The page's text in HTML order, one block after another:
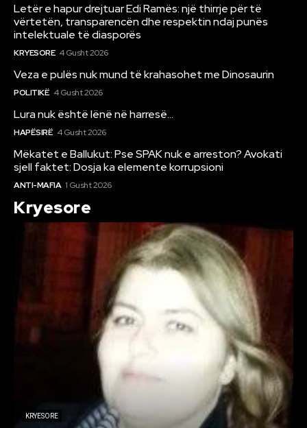
Letër e hapur drejtuar Edi Ramës: një thirrje për të
vërtetën, transparencën dhe respektin ndaj punës
intelektuale të diasporës
KRYESORE 4 Gusht 2026
Veza e pulës nuk mund të krahasohet me Dinosaurin
POLITIKË 4 Gusht 2026
Lura nuk është lënë në harresë…
HAPËSIRË 4 Gusht 2026
Mëkatet e Ballukut: Pse SPAK nuk e arreston? Avokati
sjell faktet: Dosja ka elemente korrupsioni
ANTI-MAFIA 1 Gusht 2026
Kryesore
KRYESORE